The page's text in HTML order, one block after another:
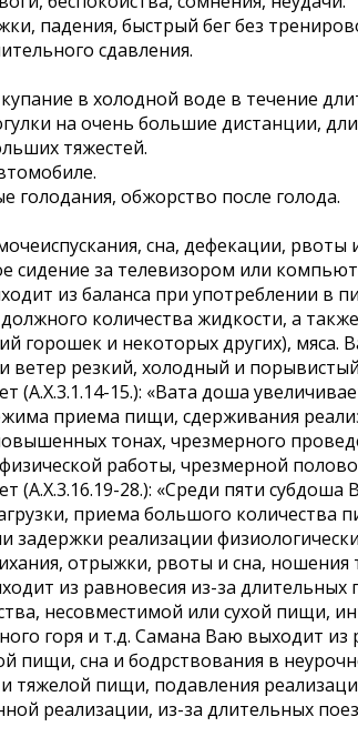
падения, быстрый бег без
сдавления.
в холодной воде в течение
на очень большие дистанции,
тяжестей.
голодания, обжорство после голода.
сна, дефекации, рвоты
сидение за телевизором или
из баланса при употреблении в
количества жидкости, а
горошек и некоторых других),
ветер резкий, холодный и
(А.Х.3.1.14-15.): «Вата доша
приема пищи, сдерживания
тонах, чрезмерного
работы, чрезмерной
(А.Х.3.16.19-28.): «Среди пяти
приема большого количества
задержки реализации
отрыжки, рвоты и сна, ношения
из равновесия из-за
несовместимой или сухой пищи,
горя и т.д. Самана Ваю выходит
пищи, сна и бодрствования в
тяжелой пищи, подавления
реализации, из-за длительных